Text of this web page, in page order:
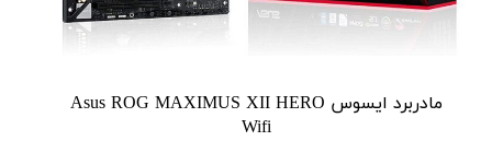
مادربرد ایسوس Asus ROG MAXIMUS XII HERO
Wifi